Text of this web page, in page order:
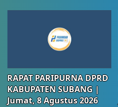
RAPAT PARIPURNA DPRD
KABUPATEN SUBANG |
Jumat, 8 Agustus 2026